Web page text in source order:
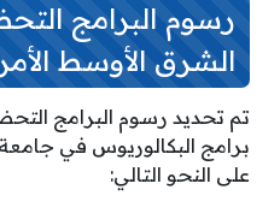
رسوم البرامج
الشرق الأوسط
تم تحديد رسوم البرامج
برامج البكالوريوس في
على النحو التالي: